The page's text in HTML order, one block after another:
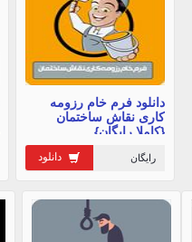
دانلود فرم خام رزومه
کاری نقاش ساختمان
{کاملا رایگان}
دانلود رایگان